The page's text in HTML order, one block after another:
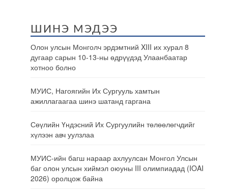
ШИНЭ МЭДЭЭ
Олон улсын Монголч эрдэмтний XIII их хурал 8
дугаар сарын 10-13-ны өдрүүдэд Улаанбаатар
хотноо болно
МУИС, Нагоягийн Их Сургууль хамтын
ажиллагаагаа шинэ шатанд гаргана
Сөүлийн Үндэсний Их Сургуулийн төлөөлөгчдийг
хүлээн авч уулзлаа
МУИС-ийн багш нараар ахлуулсан Монгол Улсын
баг олон улсын хиймэл оюуны III олимпиадад (IOAI
2026) оролцож байна